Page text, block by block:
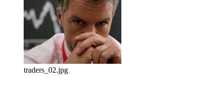
traders_02.jpg